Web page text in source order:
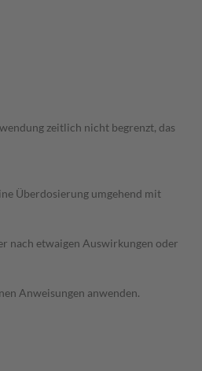
zeitlich nicht begrenzt, das
Überdosierung umgehend mit
nach etwaigen Auswirkungen oder
Anweisungen anwenden.